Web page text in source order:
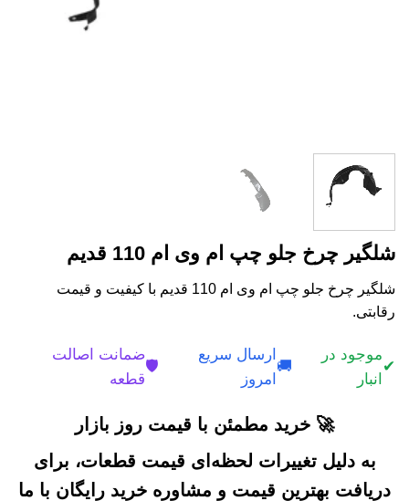
شلگیر چرخ جلو چپ ام وی ام 110 قدیم
شلگیر چرخ جلو چپ ام وی ام 110 قدیم با کیفیت و قیمت
رقابتی.
✔
موجود در
انبار
🚚
ارسال سریع
امروز
🛡️
ضمانت اصالت
قطعه
🚀 خرید مطمئن با قیمت روز بازار
به دلیل تغییرات لحظه‌ای قیمت قطعات، برای
دریافت بهترین قیمت و مشاوره خرید رایگان با ما